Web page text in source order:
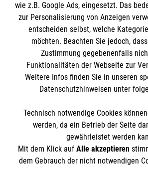
Malteser in Deutschland
Malteserorden
Sharepoint
Spendenkonto
Empfänger: Malteser Hilfsdienst
Bank: Pax-Bank für Kirche und
IBAN: DE29370601201201206266
BIC: GENODED1PA7
So finden Sie uns
Maxstraße 20
45127 Essen
Telefon:0201 82048-0
info.stadt-essen@malteser.org
Accordion 1
wie z.B. Google Ads, eingesetzt. Das
zur Personalisierung von Anzeigen
entscheiden selbst, welche
möchten. Beachten Sie jedoch,
Zustimmung gegebenenfalls
Funktionalitäten der Webseite zur
Weitere Infos finden Sie in unseren
Datenschutzhinweisen unter
Technisch notwendige Cookies
werden, da ein Betrieb der Seite
gewährleistet werden
Mit dem Klick auf Alle akzeptieren
dem Gebrauch der nicht notwendigen